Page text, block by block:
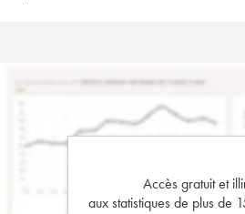
Accès gratuit et
aux statistiques de plus de